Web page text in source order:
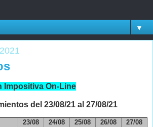
▼
Impositiva On-Line
del 23/08/21 al 27/08/21
23/08 24/08 25/08 26/08
27/08